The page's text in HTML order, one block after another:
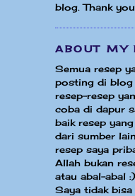
blog. Thank
ABOUT MY
Semua resep
posting di blog
resep-resep
coba di dapur
baik resep
dari sumber
resep saya
Allah bukan
atau abal-abal :)
Saya tidak bisa